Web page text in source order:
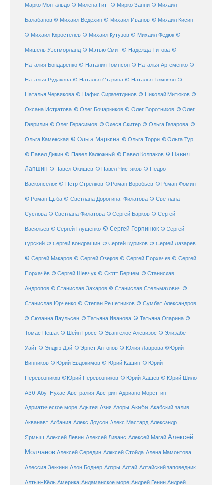
Марко Монтальдо © Милена Гитт © Мирко Занни © Михаил
Балабанов © Михаил Ведёхин © Михаил Иванов © Михаил Кисин
© Михаил Коростелёв © Михаил Кутузов © Михаил Федюк ©
Мишель Уэстморланд © Мэтью Смит © Надежда Титова ©
Наталия Бондаренко © Наталия Томпсон © Наталья Артёменко ©
Наталья Рудакова © Наталья Старина © Наталья Томпсон ©
Наталья Червякова © Нафис Сиразетдинов © Николай Митюков ©
Оксана Истратова © Олег Бочарников © Олег Воротников © Олег
Гаврилин © Олег Герасимов © Олеся Скитер © Ольга Газарова ©
Ольга Каменская © Ольга Маркина © Ольга Торри © Ольга Тур
© Павел Дивин © Павел Калюжный © Павел Колпаков © Павел
Лапшин © Павел Окишев © Павел Чистяков © Педро
Васконселос © Петр Стрелков © Роман Воробьёв © Роман Фомин
© Роман Цыба © Светлана Доронина-Филатова © Светлана
Суслова © Светлана Филатова © Сергей Барков © Сергей
Васильев © Сергей Глущенко © Сергей Горпинюк © Сергей
Гурский © Сергей Кондрашин © Сергей Куриков © Сергей Лазарев
© Сергей Макаров © Сергей Озеров © Сергей Порхачев © Сергей
Порхачёв © Сергей Шевчук © Скотт Берчем © Станислав
Андропов © Станислав Захаров © Станислав Стельмахович ©
Станислав Юрченко © Степан Решетников © Сумбат Александров
© Сюзанна Паульсен © Татьяна Иванова © Татьяна Опарина ©
Томас Пешак © Шейн Гросс © Эвангелос Алевизос © Элизабет
Уайт © Эндрю Дэй © Эрнст Антонов © Юлия Лаврова ©Юрий
Винников © Юрий Евдокимов © Юрий Кашин © Юрий
Перевозников ©Юрий Перевозников © Юрий Хашев © Юрий Шило
А30 Абу-Нухас Австралия Австрия Адриано Мореттин
Адриатическое море Адыгея Азия Азоры Акаба Акабский залив
Акванавт Албания Алекс Доусон Алекс Мастард Александр
Ярмыш Алексей Левин Алексей Ливанс Алексей Магай Алексей
Молчанов Алексей Середин Алексей Стойда Алена Мамонтова
Алессия Зеккини Алон Боднер Алоры Алтай Алтайский заповедник
Алтын-Кёль Америка Андаманское море Андрей Генин Андрей